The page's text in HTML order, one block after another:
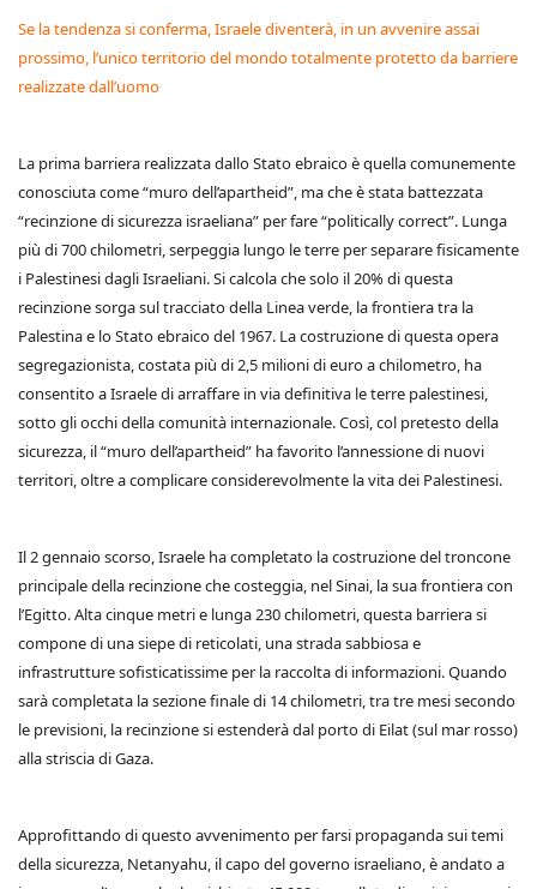
Se la tendenza si conferma, Israele diventerà, in un avvenire assai
prossimo, l’unico territorio del mondo totalmente protetto da barriere
realizzate dall’uomo
La prima barriera realizzata dallo Stato ebraico è quella comunemente
conosciuta come “muro dell’apartheid”, ma che è stata battezzata
“recinzione di sicurezza israeliana” per fare “politically correct”. Lunga
più di 700 chilometri, serpeggia lungo le terre per separare fisicamente
i Palestinesi dagli Israeliani. Si calcola che solo il 20% di questa
recinzione sorga sul tracciato della Linea verde, la frontiera tra la
Palestina e lo Stato ebraico del 1967. La costruzione di questa opera
segregazionista, costata più di 2,5 milioni di euro a chilometro, ha
consentito a Israele di arraffare in via definitiva le terre palestinesi,
sotto gli occhi della comunità internazionale. Così, col pretesto della
sicurezza, il “muro dell’apartheid” ha favorito l’annessione di nuovi
territori, oltre a complicare considerevolmente la vita dei Palestinesi.
Il 2 gennaio scorso, Israele ha completato la costruzione del troncone
principale della recinzione che costeggia, nel Sinai, la sua frontiera con
l’Egitto. Alta cinque metri e lunga 230 chilometri, questa barriera si
compone di una siepe di reticolati, una strada sabbiosa e
infrastrutture sofisticatissime per la raccolta di informazioni. Quando
sarà completata la sezione finale di 14 chilometri, tra tre mesi secondo
le previsioni, la recinzione si estenderà dal porto di Eilat (sul mar rosso)
alla striscia di Gaza.
Approfittando di questo avvenimento per farsi propaganda sui temi
della sicurezza, Netanyahu, il capo del governo israeliano, è andato a